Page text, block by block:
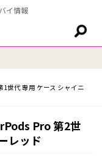
イ情報
世代 専用 ケース シャイニ
Pro 第2世
レッド